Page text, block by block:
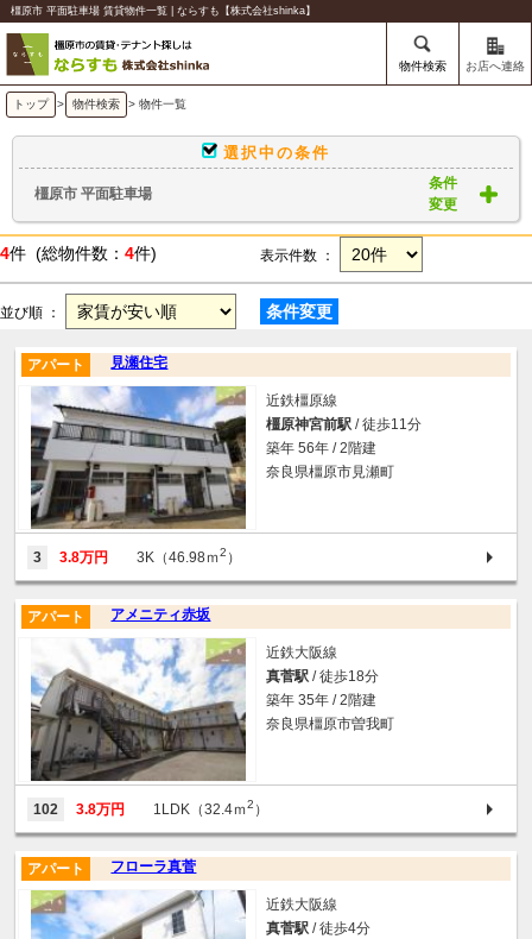
橿原市 平面駐車場 賃貸物件一覧 | ならすも【株式会社shinka】
物件検索 お店へ連絡
トップ > 物件検索 > 物件一覧
選択中の条件
橿原市 平面駐車場
条件
変更
4件 (総物件数： 4件) 表示件数 ：
並び順 ： 条件変更
見瀬住宅
アパート
近鉄橿原線
橿原神宮前駅 / 徒歩11分
築年 56年 / 2階建
奈良県橿原市見瀬町
3 3.8万円 3K（46.98ｍ2 ）
アメニティ赤坂
アパート
近鉄大阪線
真菅駅 / 徒歩18分
築年 35年 / 2階建
奈良県橿原市曽我町
102 3.8万円 1LDK（32.4ｍ2 ）
フローラ真菅
アパート
近鉄大阪線
真菅駅 / 徒歩4分